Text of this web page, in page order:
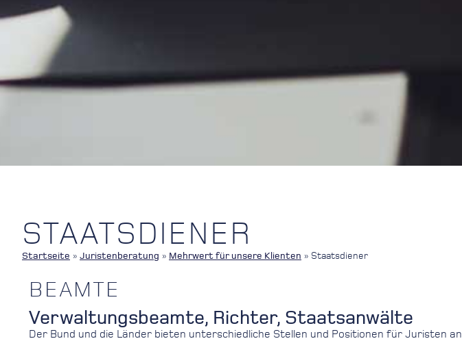
STAATSDIENER
Startseite » Juristenberatung » Mehrwert für unsere Klienten » Staatsdiener
BEAMTE
Verwaltungsbeamte, Richter, Staatsanwälte
Der Bund und die Länder bieten unterschiedliche Stellen und Positionen für Juristen an.